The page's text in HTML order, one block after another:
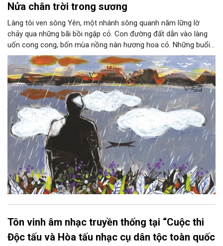
Nửa chân trời trong sương
Làng tôi ven sông Yên, một nhánh sông quanh năm lững lờ
chảy qua những bãi bồi ngập cỏ. Con đường đất dẫn vào làng
uốn cong cong, bốn mùa nồng nàn hương hoa cỏ. Những buổi
hoàng hôn, khi nắng đã dịu xuống phía cuối sông, đám hoa tím
lại thẫm màu như có ai vừa rắc lên một lớp khói.
Tôn vinh âm nhạc truyền thống tại “Cuộc thi
Độc tấu và Hòa tấu nhạc cụ dân tộc toàn quốc